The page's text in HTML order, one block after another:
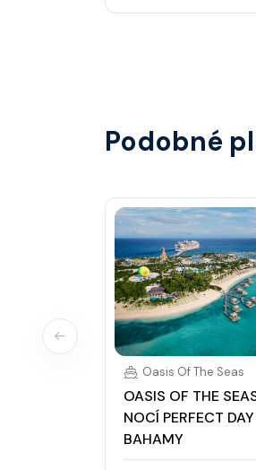
Podobné
Oasis Of The Seas
OASIS OF THE
NOCÍ PERFECT DAY
BAHAMY